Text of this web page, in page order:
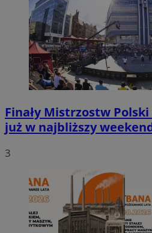
Finały Mistrzostw
już w najbliższy
3